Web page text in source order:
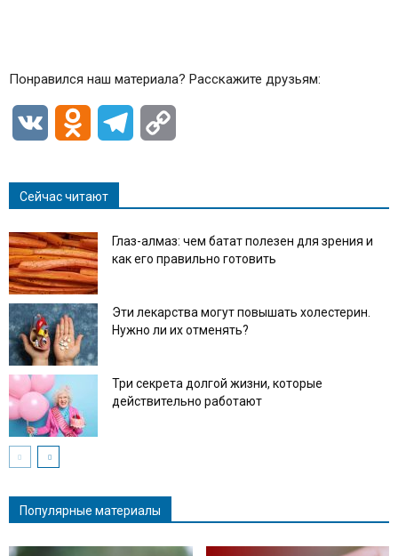
Понравился наш материала? Расскажите друзьям:
VK Odnoklassniki
Telegram
Сейчас читают
Глаз-алмаз: чем батат полезен для зрения и
как его правильно готовить
Эти лекарства могут повышать холестерин.
Нужно ли их отменять?
Три секрета долгой жизни, которые
действительно работают
Популярные материалы